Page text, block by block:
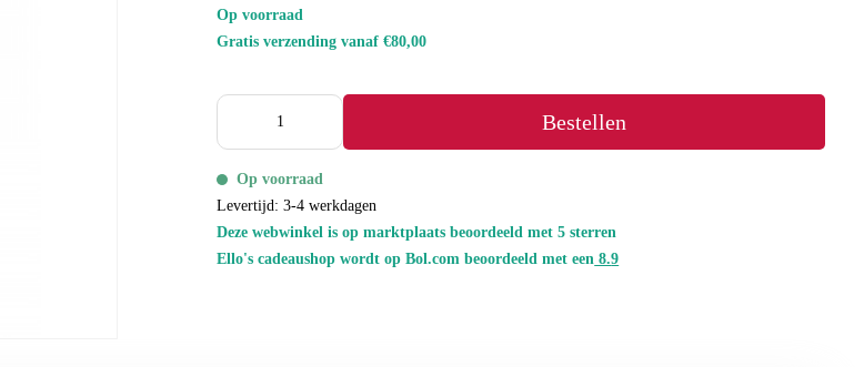
Op voorraad
Gratis verzending vanaf €80,00
Bestellen
Op voorraad
Levertijd: 3-4 werkdagen
Deze webwinkel is op marktplaats beoordeeld met 5 sterren
Ello's cadeaushop wordt op Bol.com beoordeeld met een 8.9